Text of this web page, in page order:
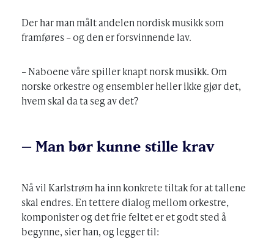
Der har man målt andelen nordisk musikk som
framføres – og den er forsvinnende lav.
– Naboene våre spiller knapt norsk musikk. Om
norske orkestre og ensembler heller ikke gjør det,
hvem skal da ta seg av det?
– Man bør kunne stille krav
Nå vil Karlstrøm ha inn konkrete tiltak for at tallene
skal endres. En tettere dialog mellom orkestre,
komponister og det frie feltet er et godt sted å
begynne, sier han, og legger til: